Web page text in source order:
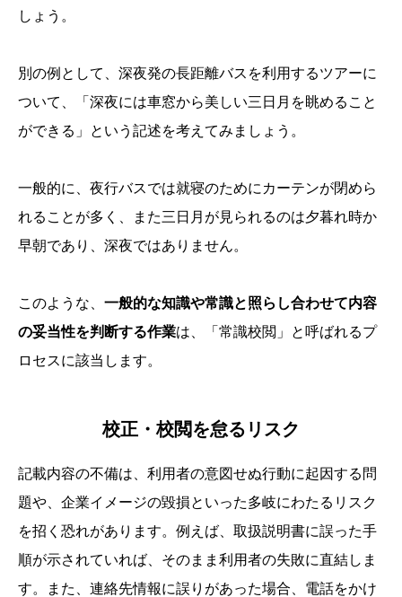
しょう。
別の例として、深夜発の長距離バスを利用するツアーに
ついて、「深夜には車窓から美しい三日月を眺めること
ができる」という記述を考えてみましょう。
一般的に、夜行バスでは就寝のためにカーテンが閉めら
れることが多く、また三日月が見られるのは夕暮れ時か
早朝であり、深夜ではありません。
このような、 一般的な知識や常識と照らし合わせて内容
の妥当性を判断する作業は、「常識校閲」と呼ばれるプ
ロセスに該当します。
校正・校閲を怠るリスク
記載内容の不備は、利用者の意図せぬ行動に起因する問
題や、企業イメージの毀損といった多岐にわたるリスク
を招く恐れがあります。例えば、取扱説明書に誤った手
順が示されていれば、そのまま利用者の失敗に直結しま
す。また、連絡先情報に誤りがあった場合、電話をかけ